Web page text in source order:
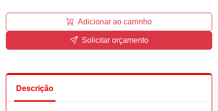
Adicionar ao carrinho
Solicitar orçamento
Descrição